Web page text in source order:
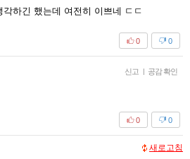
하긴 했는데 여전히 이쁘네 ㄷㄷ
0
0
신고 | 공감 확인
0
0
새로고침